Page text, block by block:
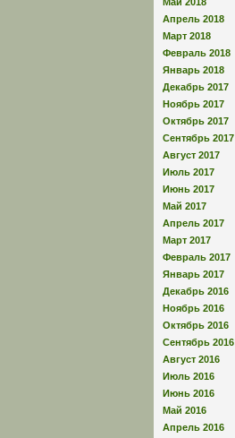
Апрель 2018
Март 2018
Февраль 2018
Январь 2018
Декабрь 2017
Ноябрь 2017
Октябрь 2017
Сентябрь 2017
Август 2017
Июль 2017
Июнь 2017
Май 2017
Апрель 2017
Март 2017
Февраль 2017
Январь 2017
Декабрь 2016
Ноябрь 2016
Октябрь 2016
Сентябрь 2016
Август 2016
Июль 2016
Июнь 2016
Май 2016
Апрель 2016